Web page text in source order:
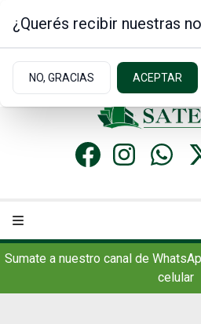
9.2ºc |
Sumate a nuestro canal de
celular
¿Querés recibir nuestras
NO, GRACIAS ACEPTAR